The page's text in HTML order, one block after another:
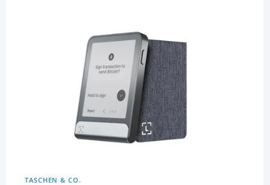
TASCHEN & CO.